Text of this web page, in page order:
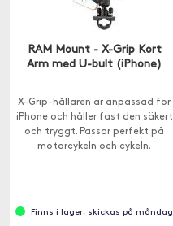
RAM Mount - X-Grip Kort
Arm med U-bult (iPhone)
X-Grip-hållaren är anpassad för
iPhone och håller fast den säkert
och tryggt. Passar perfekt på
motorcykeln och cykeln.
Finns i lager, skickas på måndag